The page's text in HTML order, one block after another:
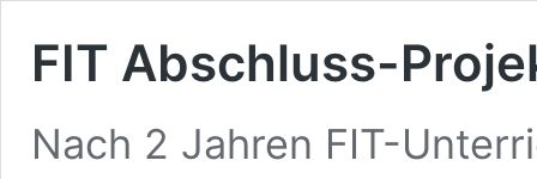
FIT Abschluss-
Nach 2 Jahren FIT-